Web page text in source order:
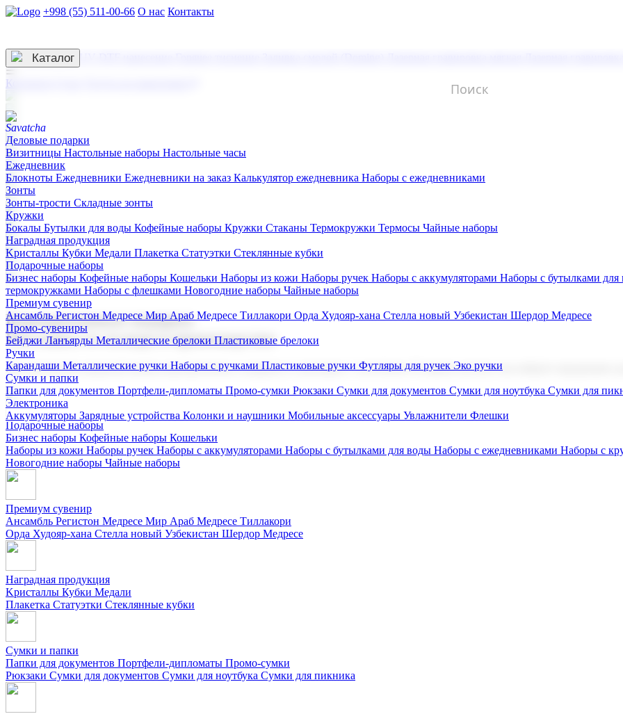
+998 (55) 511-00-66 О нас Контакты
3D гравировка
☰
Контакты
Каталог
Деловые подарки
Визитницы Настольные наборы Настольные часы
Ежедневник
Блокноты Ежедневники Ежедневники на заказ Калькулятор ежедневника Наборы с ежедневниками
Зонты
Зонты-трости Складные зонты
Кружки
Бокалы Бутылки для воды Кофейные наборы Кружки Стаканы Термокружки Термосы Чайные наборы
Наградная продукция
Kристаллы Кубки Медали Плакетка Статуэтки Стеклянные кубки
Подарочные наборы
Бизнес наборы Кофейные наборы Кошельки Наборы из кожи Наборы ручек Наборы с аккумуляторами Наборы с бутылками для
термокружками Наборы с флешками Новогодние наборы Чайные наборы
Премиум сувенир
Ансамбль Регистон Медресе Мир Араб Медресе Тиллакори Орда Худояр-хана Стелла новый Узбекистан Шердор Медресе
Промо-сувениры
Бейджи Ланъярды Металлические брелоки Пластиковые брелоки
Ручки
Карандаши Металлические ручки Наборы с ручками Пластиковые ручки Футляры для ручек Эко ручки
Сумки и папки
Папки для документов Портфели-дипломаты Промо-сумки Рюкзаки Сумки для документов Сумки для ноутбука Сумки для
Электроника
Аккумуляторы Зарядные устройства Колонки и наушники Мобильные аксессуары Увлажнители Флешки
Корпоративные подарки
Поставка со склада и производство
Мы предлагаем широкий выбор корпоративных подарков и сувениров с логотипом. В нашем каталоге вы найдете продукцию
Подарочные наборы
Бизнес наборы Кофейные наборы Кошельки
Наборы из кожи Наборы ручек Наборы с аккумуляторами Наборы с бутылками для воды Наборы с ежедневниками Наборы с
Новогодние наборы Чайные наборы
Премиум сувенир
Ансамбль Регистон Медресе Мир Араб Медресе Тиллакори
Орда Худояр-хана Стелла новый Узбекистан Шердор Медресе
Наградная продукция
Kристаллы Кубки Медали
Плакетка Статуэтки Стеклянные кубки
Сумки и папки
Папки для документов Портфели-дипломаты Промо-сумки
Рюкзаки Сумки для документов Сумки для ноутбука Сумки для пикника